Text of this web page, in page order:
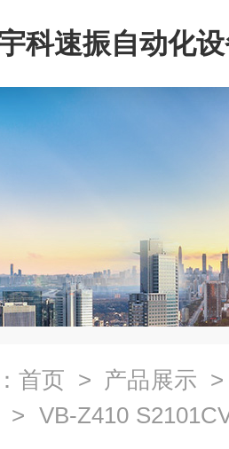
科速振自动化
首页 > 产品展示
> VB-Z410